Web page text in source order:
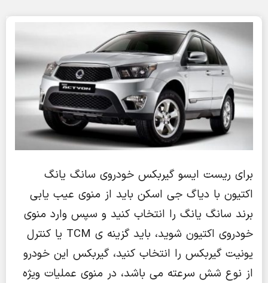
برای ریست ایسو گیربکس خودروی سانگ یانگ
اکتیون با دیاگ جی اسکن باید از منوی عیب یابی
برند سانگ یانگ را انتخاب کنید و سپس وارد منوی
خودروی اکتیون شوید، باید گزینه ی TCM یا کنترل
یونیت گیربکس را انتخاب کنید، گیربکس این خودرو
از نوع شش سرعته می باشد، در منوی عملیات ویژه